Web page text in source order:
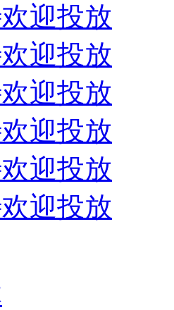
迎投放
迎投放
迎投放
迎投放
迎投放
迎投放